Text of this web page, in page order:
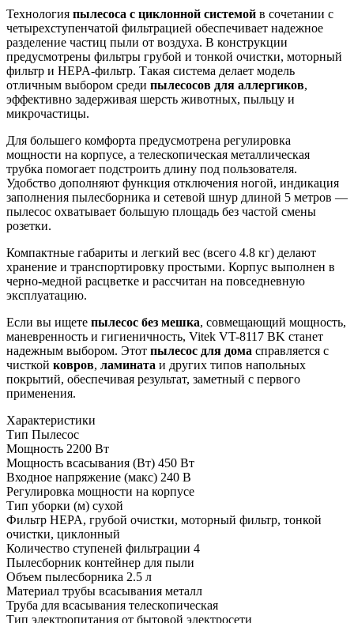
Технология пылесоса с циклонной системой в сочетании с
четырехступенчатой фильтрацией обеспечивает надежное
разделение частиц пыли от воздуха. В конструкции
предусмотрены фильтры грубой и тонкой очистки, моторный
фильтр и HEPA-фильтр. Такая система делает модель
отличным выбором среди пылесосов для аллергиков,
эффективно задерживая шерсть животных, пыльцу и
микрочастицы.
Для большего комфорта предусмотрена регулировка
мощности на корпусе, а телескопическая металлическая
трубка помогает подстроить длину под пользователя.
Удобство дополняют функция отключения ногой, индикация
заполнения пылесборника и сетевой шнур длиной 5 метров —
пылесос охватывает большую площадь без частой смены
розетки.
Компактные габариты и легкий вес (всего 4.8 кг) делают
хранение и транспортировку простыми. Корпус выполнен в
черно-медной расцветке и рассчитан на повседневную
эксплуатацию.
Если вы ищете пылесос без мешка, совмещающий мощность,
маневренность и гигиеничность, Vitek VT-8117 BK станет
надежным выбором. Этот пылесос для дома справляется с
чисткой ковров, ламината и других типов напольных
покрытий, обеспечивая результат, заметный с первого
применения.
Характеристики
Тип Пылесос
Мощность 2200 Вт
Мощность всасывания (Вт) 450 Вт
Входное напряжение (макс) 240 В
Регулировка мощности на корпусе
Тип уборки (м) сухой
Фильтр HEPA, грубой очистки, моторный фильтр, тонкой
очистки, циклонный
Количество ступеней фильтрации 4
Пылесборник контейнер для пыли
Объем пылесборника 2.5 л
Материал трубы всасывания металл
Труба для всасывания телескопическая
Тип электропитания от бытовой электросети